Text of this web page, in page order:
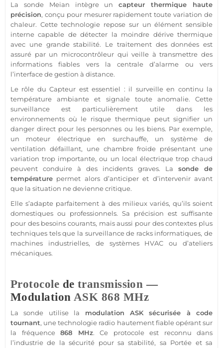
La sonde Meian intègre uncapteur thermique haute
précision, conçu pour mesurer rapidement toute variation de
chaleur. Cette technologie repose sur un élément sensible
interne capable de détecter la moindre dérive thermique
avec une grande stabilité. Le traitement des données est
assuré par un microcontrôleur qui veille à transmettre des
informations fiables vers lacentrale d’alarme ou vers
l’interface de gestion à distance.
Le rôle duCapteur est essentiel : il surveille en continu la
température ambiante et signale toute anomalie. Cette
surveillance est particulièrement utile dans les
environnements où le risque thermique peut signifier un
danger direct pour les personnes ou les biens. Par exemple,
un moteur électrique en surchauffe, un systèmede
ventilation défaillant, une chambre froide présentant une
variation trop importante, ou un local électrique trop chaud
peuvent conduire à des incidents graves. La sonde de
température permet alors d’anticiper et d’intervenir avant
que la situation ne devienne critique.
Elle s’adapte parfaitement à des milieux variés, qu’ils soient
domestiques ou professionnels. Sa précision est suffisante
pour des besoins courants, mais aussi pour des contextes plus
techniques tels que la surveillancede racks informatiques, de
machines industrielles, de systèmes HVAC ou d’ateliers
mécaniques.
Protocole de transmission —
Modulation ASK 868 MHz
La sonde utilise la modulation ASKsécurisée à code
tournant, une technologie radio hautementfiableopérant sur
la fréquence 868 MHz. Ce protocoleest reconnu dans
l’industrie de lasécurité pour sa stabilité, sa Portée et sa